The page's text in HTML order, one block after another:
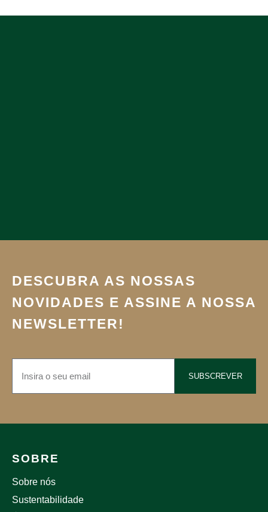
DESCUBRA AS NOSSAS
NOVIDADES E ASSINE A NOSSA
NEWSLETTER!
SUBSCREVER
SOBRE
Sobre nós
Sustentabilidade